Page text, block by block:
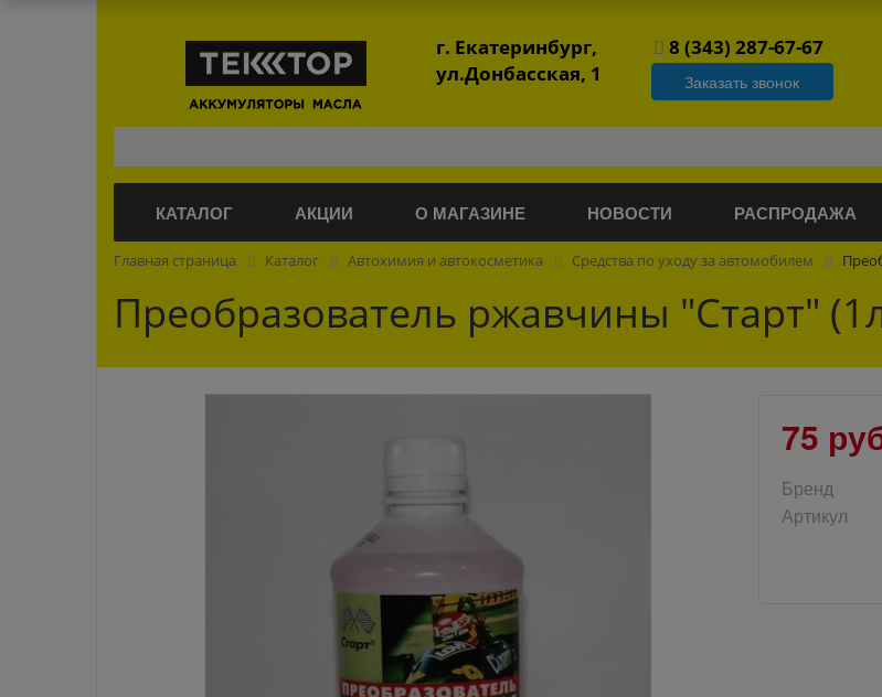
г. Екатеринбург,
ул.Донбасская, 1
8 (343) 287-67-67
Заказать звонок
КАТАЛОГ АКЦИИ О МАГАЗИНЕ НОВОСТИ РАСПРОДАЖА
Главная страница Каталог Автохимия и автокосметика Средства по уходу за автомобилем
Преобразователь ржавчины "Старт"
75
Бренд
Артикул